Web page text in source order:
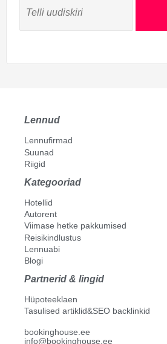
Lennud
Lennufirmad
Suunad
Riigid
Kategooriad
Hotellid
Autorent
Viimase hetke pakkumised
Reisikindlustus
Lennuabi
Blogi
Partnerid & lingid
Hüpoteeklaen
Tasulised artiklid&SEO backlinkid
bookinghouse.ee
info@bookinghouse.ee